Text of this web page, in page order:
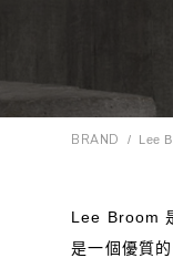
BRAND / Lee
Lee Broom
是一個優質